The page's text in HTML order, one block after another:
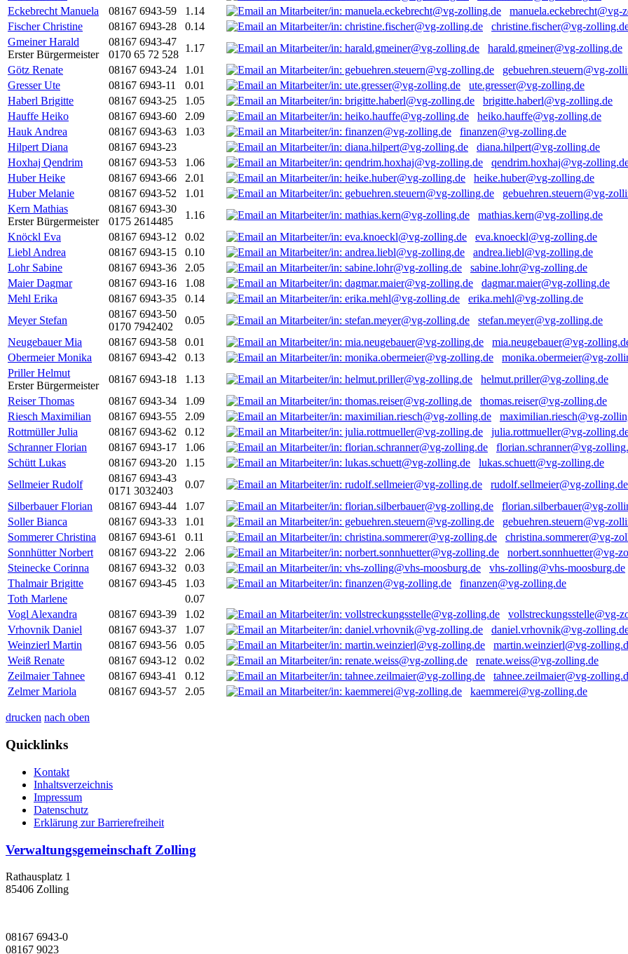
Eckebrecht Manuela
08167 6943-59 1.14
manuela.eckebrecht@vg-
Fischer Christine
08167 6943-28 0.14
christine.fischer@vg-
Gmeiner Harald
Erster Bürgermeister
08167 6943-47
0170 65 72 528
1.17
harald.gmeiner@vg-zolling.de
Götz Renate
08167 6943-24 1.01
gebuehren.steuern@vg-
Gresser Ute
08167 6943-11 0.01
ute.gresser@vg-zolling.de
Haberl Brigitte
08167 6943-25 1.05
brigitte.haberl@vg-zolling.de
Hauffe Heiko
08167 6943-60 2.09
heiko.hauffe@vg-zolling.de
Hauk Andrea
08167 6943-63 1.03
finanzen@vg-zolling.de
Hilpert Diana
08167 6943-23
diana.hilpert@vg-zolling.de
Hoxhaj Qendrim
08167 6943-53 1.06
qendrim.hoxhaj@vg-
Huber Heike
08167 6943-66 2.01
heike.huber@vg-zolling.de
Huber Melanie
08167 6943-52 1.01
gebuehren.steuern@vg-
Kern Mathias
Erster Bürgermeister
08167 6943-30
0175 2614485
1.16
mathias.kern@vg-zolling.de
Knöckl Eva
08167 6943-12 0.02
eva.knoeckl@vg-zolling.de
Liebl Andrea
08167 6943-15 0.10
andrea.liebl@vg-zolling.de
Lohr Sabine
08167 6943-36 2.05
sabine.lohr@vg-zolling.de
Maier Dagmar
08167 6943-16 1.08
dagmar.maier@vg-zolling.de
Mehl Erika
08167 6943-35 0.14
erika.mehl@vg-zolling.de
Meyer Stefan
08167 6943-50
0170 7942402
0.05
stefan.meyer@vg-zolling.de
Neugebauer Mia
08167 6943-58 0.01
mia.neugebauer@vg-
Obermeier Monika
08167 6943-42 0.13
monika.obermeier@vg-
Priller Helmut
Erster Bürgermeister
08167 6943-18 1.13
helmut.priller@vg-zolling.de
Reiser Thomas
08167 6943-34 1.09
thomas.reiser@vg-zolling.de
Riesch Maximilian
08167 6943-55 2.09
maximilian.riesch@vg-
Rottmüller Julia
08167 6943-62 0.12
julia.rottmueller@vg-
Schranner Florian
08167 6943-17 1.06
florian.schranner@vg-
Schütt Lukas
08167 6943-20 1.15
lukas.schuett@vg-zolling.de
Sellmeier Rudolf
08167 6943-43
0171 3032403
0.07
rudolf.sellmeier@vg-zolling.de
Silberbauer Florian
08167 6943-44 1.07
florian.silberbauer@vg-
Soller Bianca
08167 6943-33 1.01
gebuehren.steuern@vg-
Sommerer Christina
08167 6943-61 0.11
christina.sommerer@vg-
Sonnhütter Norbert
08167 6943-22 2.06
norbert.sonnhuetter@vg-
Steinecke Corinna
08167 6943-32 0.03
vhs-zolling@vhs-moosburg.de
Thalmair Brigitte
08167 6943-45 1.03
finanzen@vg-zolling.de
Toth Marlene
0.07
Vogl Alexandra
08167 6943-39 1.02
vollstreckungsstelle@vg-
Vrhovnik Daniel
08167 6943-37 1.07
daniel.vrhovnik@vg-
Weinzierl Martin
08167 6943-56 0.05
martin.weinzierl@vg-
Weiß Renate
08167 6943-12 0.02
renate.weiss@vg-zolling.de
Zeilmaier Tahnee
08167 6943-41 0.12
tahnee.zeilmaier@vg-
Zelmer Mariola
08167 6943-57 2.05 kaemmerei@vg-zolling.de
drucken nach oben
Quicklinks
Kontakt
Inhaltsverzeichnis
Impressum
Datenschutz
Erklärung zur Barrierefreiheit
Verwaltungsgemeinschaft Zolling
Rathausplatz 1
85406 Zolling
08167 6943-0
08167 9023